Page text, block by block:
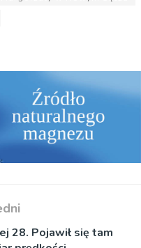
28. Pojawił się tam